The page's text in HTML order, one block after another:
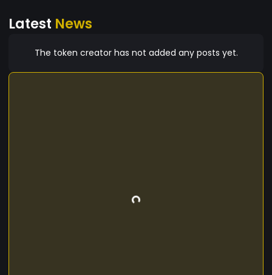
Latest News
The token creator has not added any posts yet.